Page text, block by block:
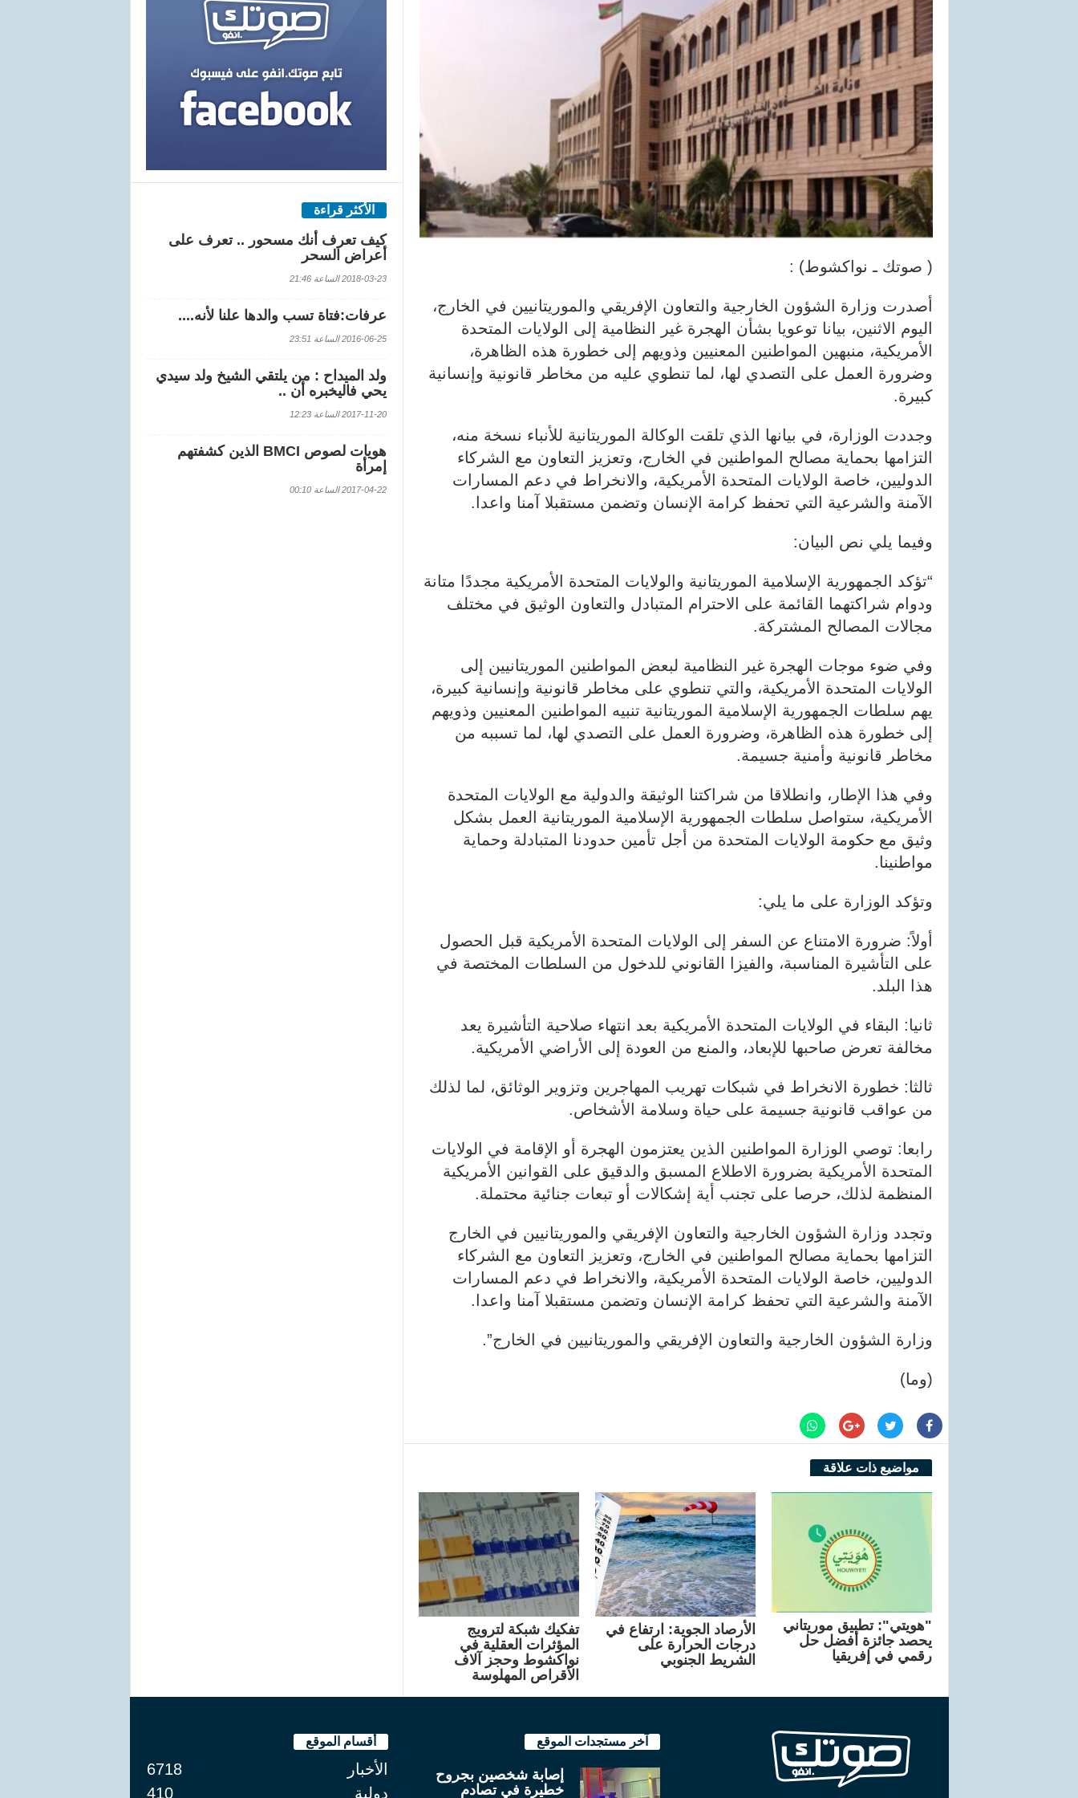
( صوتك ـ نواكشوط) :
أصدرت وزارة الشؤون الخارجية والتعاون الإفريقي والموريتانيين في الخارج،
اليوم الاثنين، بيانا توعويا بشأن الهجرة غير النظامية إلى الولايات المتحدة
الأمريكية، منبهين المواطنين المعنيين وذويهم إلى خطورة هذه الظاهرة،
وضرورة العمل على التصدي لها، لما تنطوي عليه من مخاطر قانونية وإنسانية
كبيرة.
وجددت الوزارة، في بيانها الذي تلقت الوكالة الموريتانية للأنباء نسخة منه،
التزامها بحماية مصالح المواطنين في الخارج، وتعزيز التعاون مع الشركاء
الدوليين، خاصة الولايات المتحدة الأمريكية، والانخراط في دعم المسارات
الآمنة والشرعية التي تحفظ كرامة الإنسان وتضمن مستقبلا آمنا واعدا.
وفيما يلي نص البيان:
“تؤكد الجمهورية الإسلامية الموريتانية والولايات المتحدة الأمريكية مجددًا متانة
ودوام شراكتهما القائمة على الاحترام المتبادل والتعاون الوثيق في مختلف
مجالات المصالح المشتركة.
وفي ضوء موجات الهجرة غير النظامية لبعض المواطنين الموريتانيين إلى
الولايات المتحدة الأمريكية، والتي تنطوي على مخاطر قانونية وإنسانية كبيرة،
يهم سلطات الجمهورية الإسلامية الموريتانية تنبيه المواطنين المعنيين وذويهم
إلى خطورة هذه الظاهرة، وضرورة العمل على التصدي لها، لما تسببه من
مخاطر قانونية وأمنية جسيمة.
وفي هذا الإطار، وانطلاقا من شراكتنا الوثيقة والدولية مع الولايات المتحدة
الأمريكية، ستواصل سلطات الجمهورية الإسلامية الموريتانية العمل بشكل
وثيق مع حكومة الولايات المتحدة من أجل تأمين حدودنا المتبادلة وحماية
مواطنينا.
وتؤكد الوزارة على ما يلي:
أولاً: ضرورة الامتناع عن السفر إلى الولايات المتحدة الأمريكية قبل الحصول
على التأشيرة المناسبة، والفيزا القانوني للدخول من السلطات المختصة في
هذا البلد.
ثانيا: البقاء في الولايات المتحدة الأمريكية بعد انتهاء صلاحية التأشيرة يعد
مخالفة تعرض صاحبها للإبعاد، والمنع من العودة إلى الأراضي الأمريكية.
ثالثا: خطورة الانخراط في شبكات تهريب المهاجرين وتزوير الوثائق، لما لذلك
من عواقب قانونية جسيمة على حياة وسلامة الأشخاص.
رابعا: توصي الوزارة المواطنين الذين يعتزمون الهجرة أو الإقامة في الولايات
المتحدة الأمريكية بضرورة الاطلاع المسبق والدقيق على القوانين الأمريكية
المنظمة لذلك، حرصا على تجنب أية إشكالات أو تبعات جنائية محتملة.
وتجدد وزارة الشؤون الخارجية والتعاون الإفريقي والموريتانيين في الخارج
التزامها بحماية مصالح المواطنين في الخارج، وتعزيز التعاون مع الشركاء
الدوليين، خاصة الولايات المتحدة الأمريكية، والانخراط في دعم المسارات
الآمنة والشرعية التي تحفظ كرامة الإنسان وتضمن مستقبلا آمنا واعدا.
وزارة الشؤون الخارجية والتعاون الإفريقي والموريتانيين في الخارج”.
(وما)
مواضيع ذات علاقة
"هويتي": تطبيق موريتاني
يحصد جائزة أفضل حل
رقمي في إفريقيا
الأرصاد الجوية: ارتفاع في
درجات الحرارة على
الشريط الجنوبي
تفكيك شبكة لترويج
المؤثرات العقلية في
نواكشوط وحجز آلاف
الأقراص المهلوسة
الأكثر قراءة
كيف تعرف أنك مسحور .. تعرف على
أعراض السحر
2018-03-23 الساعة 21:46
عرفات:فتاة تسب والدها علنا لأنه....
2016-06-25 الساعة 23:51
ولد الميداح : من يلتقي الشيخ ولد سيدي
يحي فاليخبره أن ..
2017-11-20 الساعة 12:23
هويات لصوص BMCI الذين كشفتهم
إمرأة
2017-04-22 الساعة 00:10
آخر مستجدات الموقع
إصابة شخصين بجروح
خطيرة في تصادم
أقسام الموقع
الأخبار
6718
دولية
410